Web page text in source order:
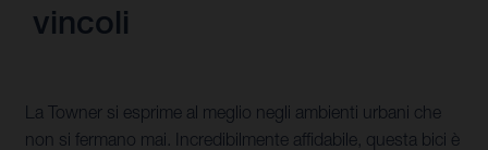
vincoli
La Towner si esprime al meglio negli ambienti urbani che
non si fermano mai. Incredibilmente affidabile, questa bici è